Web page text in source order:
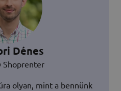
Dénes
Shoprenter
olyan, mint a bennünk